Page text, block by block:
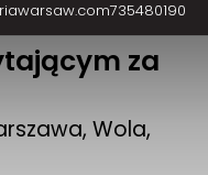
735480190
za
Wola,